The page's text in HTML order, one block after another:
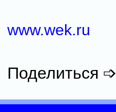
www.wek.ru
Поделиться ➩